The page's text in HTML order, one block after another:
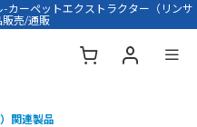
カーペットエクストラクター（リンサ
販売/通販
関連製品